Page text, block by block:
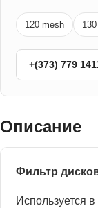
120 mesh
+(373) 779
Описание
Фильтр
Используется